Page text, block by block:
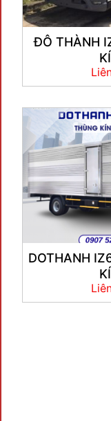
ĐÔ THÀNH
DOTHANH